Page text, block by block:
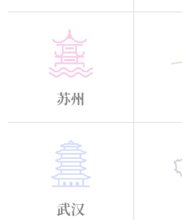
苏州
武汉